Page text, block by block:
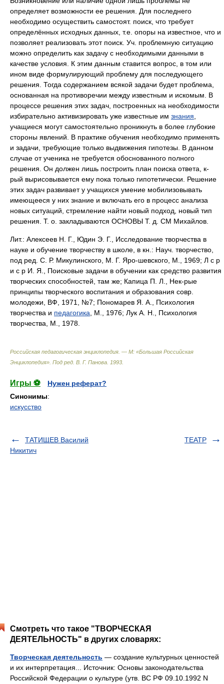
определяет возможности ее решения. Для последнего
необходимо осуществить самостоят. поиск, что требует
определённых исходных данных, т.е. опоры на известное, что и
позволяет реализовать этот поиск. Уч. проблемную ситуацию
можно определить как задачу с необходимыми данными в
качестве условия. К этим данным ставится вопрос, в том или
ином виде формулирующий проблему для последующего
решения. Тогда содержанием всякой задачи будет проблема,
основанная на противоречии между известным и искомым. В
процессе решения этих задач, построенных на необходимости
избирательно активизировать уже известные им знания
учащиеся могут самостоятельно проникнуть в более глубокие
стороны явлений. В практике обучения необходимо применять
и задачи, требующие только выдвижения гипотезы. В данном
случае от ученика не требуется обоснованного полного
решения. Он должен лишь построить план поиска ответа, к-
рый вырисовывается ему пока только гипотетически. Решение
этих задач развивает у учащихся умение мобилизовывать
имеющееся у них знание и включать его в процесс анализа
новых ситуаций, стремление найти новый подход, новый тип
решения. Т. о. закладываются ОСНОВЫ Т. д. СМ Михайлов.
Лит.: Алексеев Н. Г., Юдин Э. Г., Исследование творчества в
науке и обучение творчеству в школе, в кн.: Науч. творчество,
под ред. С. Р. Микулинского, М. Г. Яро-шевского, М., 1969; Л с p
и с p И. Я., Поисковые задачи в обучении как средство развития
творческих способностей, там же; Капица П. Л., Нек-рые
принципы творческого воспитания и образования совр.
молодежи, ВФ, 1971, №7; Пономарев Я. А., Психология
творчества и педагогика , М., 1976; Лук А. Н., Психология
творчества, М., 1978.
Российская педагогическая энциклопедия. — М: «Большая Российская
Энциклопедия» Под ред. В. Г. Панова 1993
Игры ⚽
Нужен реферат?
Синонимы:
искусство
ТАТИЩЕВ Василий
Никитич
ТЕАТР
Смотреть что такое "ТВОРЧЕСКАЯ
ДЕЯТЕЛЬНОСТЬ" в других словарях:
Творческая деятельность — создание культурных ценностей
и их интерпретация... Источник: Основы законодательства
Российской Федерации о культуре (утв. ВС РФ 09.10.1992 N